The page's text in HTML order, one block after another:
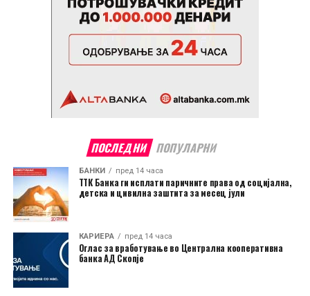
ПОСЛЕДНИ ПОПУЛАРНИ
БАНКИ пред 14 часа
ТТК Банка ги исплати паричните права од социјална,
детска и цивилна заштита за месец јули
КАРИЕРА пред 14 часа
Оглас за вработување во Централна кооперативна
банка АД Скопје